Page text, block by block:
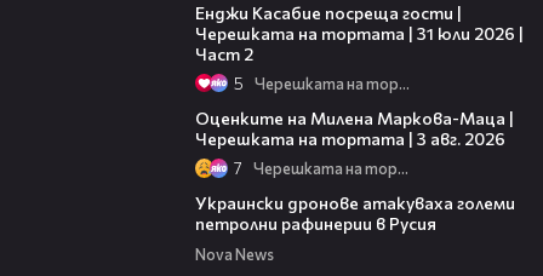
Енджи Касабие посреща гости |
Черешката на тортата | 31 юли 2026 |
Част 2
5 Черешката на тортата
Оценките на Милена Маркова-Маца |
Черешката на тортата | 3 авг. 2026
7 Черешката на тортата
Украински дронове атакуваха големи
петролни рафинерии в Русия
Nova News